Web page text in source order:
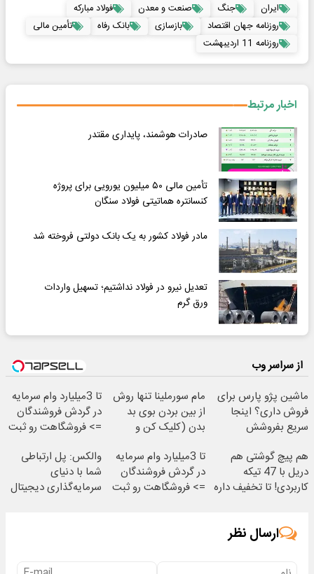
ایران جنگ صنعت و معدن
فولاد مبارکه
روزنامه جهان اقتصاد
بازسازی بانک رفاه
تأمین مالی
روزنامه 11 اردیبهشت
اخبار مرتبط
صادرات هوشمند، پایداری مقتدر
تأمین مالی ۵۰ میلیون یورویی برای پروژه
کنسانتره هماتیتی فولاد سنگان
مادر فولاد کشور به یک بانک دولتی فروخته شد
تعدیل نیرو در فولاد نداشتیم؛ تسهیل واردات
ورق گرم
از سراسر وب
ماشین پژو پارس برای
فروش داری؟ اینجا
سریع بفروشش
مام سورملینا تنها روش
از بین بردن بوی بد
بدن (کلیک کن و
تا 3میلیارد وام سرمایه
در گردش فروشندگان
=> فروشگاهت رو ثبت
هم پیچ گوشتی هم
دریل با 47 تیکه
کاربردی! تا تخفیف داره
تا 3میلیارد وام سرمایه
در گردش فروشندگان
=> فروشگاهت رو ثبت
والکس: پل ارتباطی
شما با دنیای
سرمایه‌گذاری دیجیتال
ارسال نظر